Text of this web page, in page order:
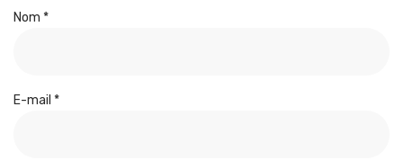
Nom *
E-mail *